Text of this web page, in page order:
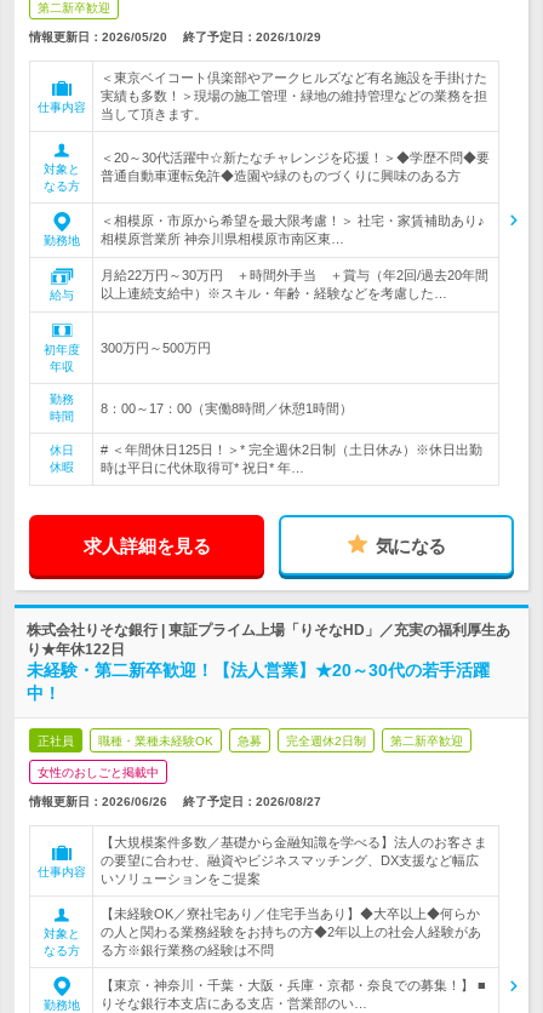
第二新卒歓迎
情報更新日：2026/05/20 終了予定日： 2026/10/29
仕事内容
＜東京ベイコート倶楽部やアークヒルズなど有名施設を手掛けた
実績も多数！＞現場の施工管理・緑地の維持管理などの業務を担
当して頂きます。
対象と
なる方
＜20～30代活躍中☆新たなチャレンジを応援！＞◆学歴不問◆要
普通自動車運転免許◆造園や緑のものづくりに興味のある方
勤務地
＜相模原・市原から希望を最大限考慮！＞ 社宅・家賃補助あり♪
相模原営業所 神奈川県相模原市南区東…
給与
月給22万円～30万円 ＋時間外手当 ＋賞与（年2回/過去20年間
以上連続支給中）※スキル・年齢・経験などを考慮した…
初年度
年収
300万円～500万円
勤務
時間
8：00～17：00（実働8時間／休憩1時間）
休日
休暇
# ＜年間休日125日！＞* 完全週休2日制（土日休み）※休日出勤
時は平日に代休取得可* 祝日* 年…
求人詳細を見る 気になる
株式会社りそな銀行 | 東証プライム上場「りそなHD」／充実の福利厚生あ
り★年休122日
未経験・第二新卒歓迎！【法人営業】★20～30代の若手活躍
中！
正社員 職種・業種未経験OK 急募 完全週休2日制 第二新卒歓迎
女性のおしごと掲載中
情報更新日：2026/06/26 終了予定日： 2026/08/27
仕事内容
【大規模案件多数／基礎から金融知識を学べる】法人のお客さま
の要望に合わせ、融資やビジネスマッチング、DX支援など幅広
いソリューションをご提案
対象と
なる方
【未経験OK／寮社宅あり／住宅手当あり】◆大卒以上◆何らか
の人と関わる業務経験をお持ちの方◆2年以上の社会人経験があ
る方※銀行業務の経験は不問
勤務地
【東京・神奈川・千葉・大阪・兵庫・京都・奈良での募集！】 ■
りそな銀行本支店にある支店・営業部のい…